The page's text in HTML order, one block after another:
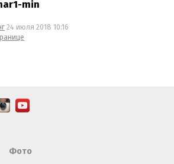
min
24 июля 2018 10:16
Фото